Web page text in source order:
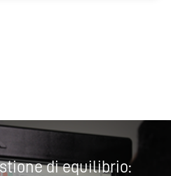
di equilibrio: